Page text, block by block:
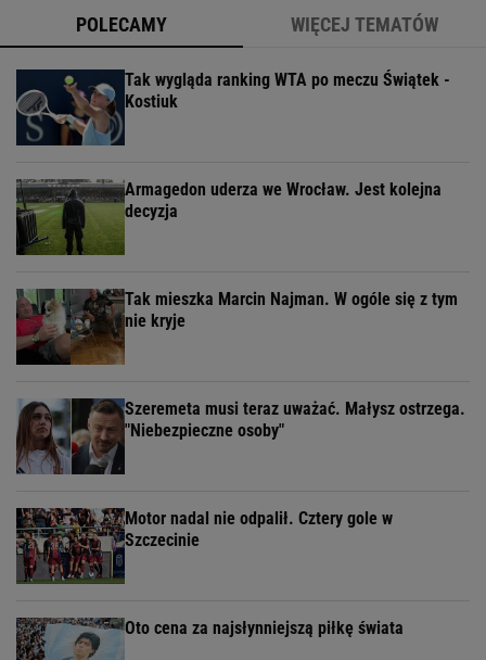
POLECAMY WIĘCEJ TEMATÓW
Tak wygląda ranking WTA po meczu Świątek -
Kostiuk
Armagedon uderza we Wrocław. Jest kolejna
decyzja
Tak mieszka Marcin Najman. W ogóle się z tym
nie kryje
Szeremeta musi teraz uważać. Małysz ostrzega.
"Niebezpieczne osoby"
Motor nadal nie odpalił. Cztery gole w
Szczecinie
Oto cena za najsłynniejszą piłkę świata